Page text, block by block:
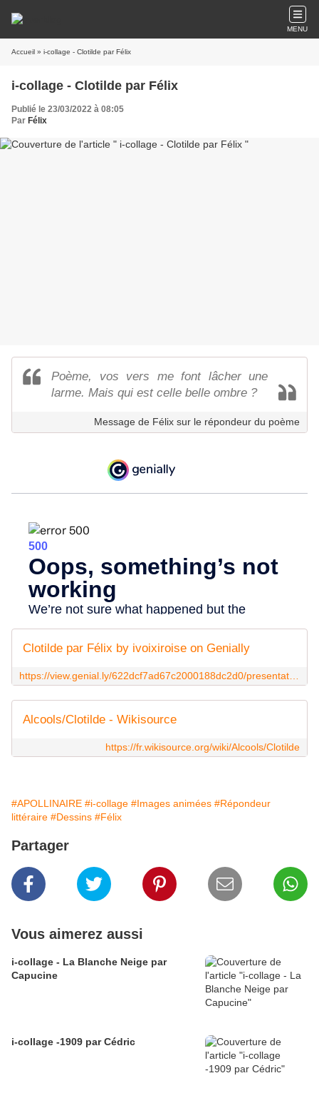
MENU
Accueil » i-collage - Clotilde par Félix
i-collage - Clotilde par Félix
Publié le 23/03/2022 à 08:05
Par Félix
Poème, vos vers me font lâcher une
larme. Mais qui est celle belle ombre ?
Message de Félix sur le répondeur du poème
Clotilde par Félix by ivoixiroise on Genially
Alcools/Clotilde - Wikisource
https://fr.wikisource.org/wiki/Alcools/Clotilde
#APOLLINAIRE #i-collage #Images animées #Répondeur
littéraire #Dessins #Félix
Partager
Vous aimerez aussi
i-collage - La Blanche Neige par
Capucine
i-collage -1909 par Cédric